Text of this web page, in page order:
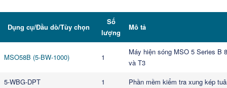
Dụng cụ/Đầu dò/Tùy chọn
Số
lượng
Mô tả
MSO58B (5-BW-1000) 1
Máy hiện sóng MSO 5 Series B
và T3
5-WBG-DPT
1
Phần mềm kiểm tra xung kép